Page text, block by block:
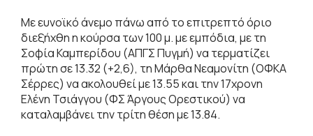
Με ευνοϊκό άνεμο πάνω από το επιτρεπτό όριο
διεξήχθη η κούρσα των 100 μ. με εμπόδια, με τη
Σοφία Καμπερίδου (ΑΠΓΣ Πυγμή) να τερματίζει
πρώτη σε 13.32 (+2,6), τη Μάρθα Νεαμονίτη (ΟΦΚΑ
Σέρρες) να ακολουθεί με 13.55 και την 17χρονη
Ελένη Τσιάγγου (ΦΣ Άργους Ορεστικού) να
καταλαμβάνει την τρίτη θέση με 13.84.